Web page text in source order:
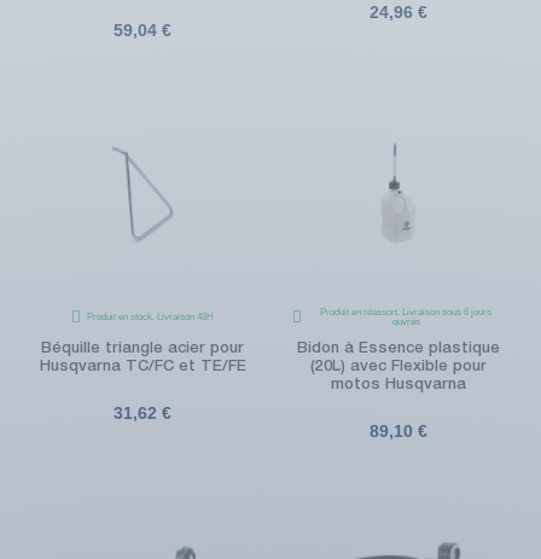
59,04 €
24,96 €
Produit en stock. Livraison 48H
Béquille triangle acier pour
Husqvarna TC/FC et TE/FE
31,62 €
Produit en réassort. Livraison sous 6 jours
ouvrés
Bidon à Essence plastique
(20L) avec Flexible pour
motos Husqvarna
89,10 €